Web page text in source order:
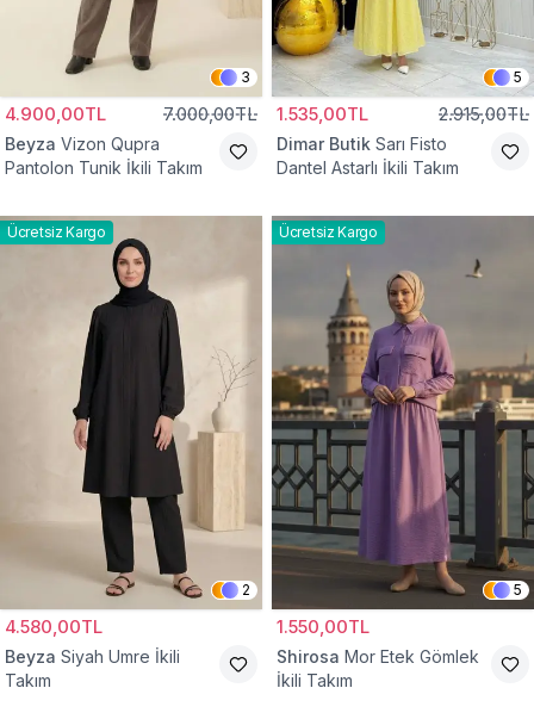
3
4.900,00TL 7.000,00TL
Beyza Vizon Qupra
Pantolon Tunik İkili Takım
5
1.535,00TL 2.915,00TL
Dimar Butik Sarı Fisto
Dantel Astarlı İkili Takım
Ücretsiz Kargo
2
4.580,00TL
Beyza Siyah Umre İkili
Takım
Ücretsiz Kargo
5
1.550,00TL
Shirosa Mor Etek Gömlek
İkili Takım